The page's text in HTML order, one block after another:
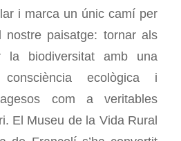
i marca un únic camí per
nostre paisatge: tornar als
la biodiversitat amb una
ecològica i
com a veritables
El Museu de la Vida Rural